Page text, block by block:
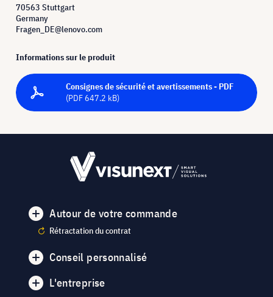
70563 Stuttgart
Germany
Fragen_DE@lenovo.com
Informations sur le produit
Consignes de sécurité et avertissements - PDF
(PDF 647.2 kB)
Autour de votre commande
Rétractation du contrat
Conseil personnalisé
L'entreprise